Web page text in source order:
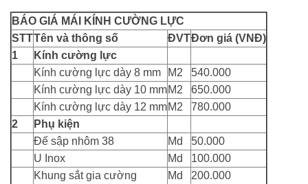
BÁO GIÁ MÁI KÍNH CƯỜNG LỰC
STTTên và thông số ĐVTĐơn giá (VNĐ)
1
Kính cường lực
Kính cường lực dày 8 mm
M2
540.000
Kính cường lực dày 10 mmM2
650.000
Kính cường lực dày 12 mmM2
780.000
2
Phụ kiện
Đế sập nhôm 38
Md
50.000
U Inox
Md
100.000
Khung sắt gia cường
Md
200.000